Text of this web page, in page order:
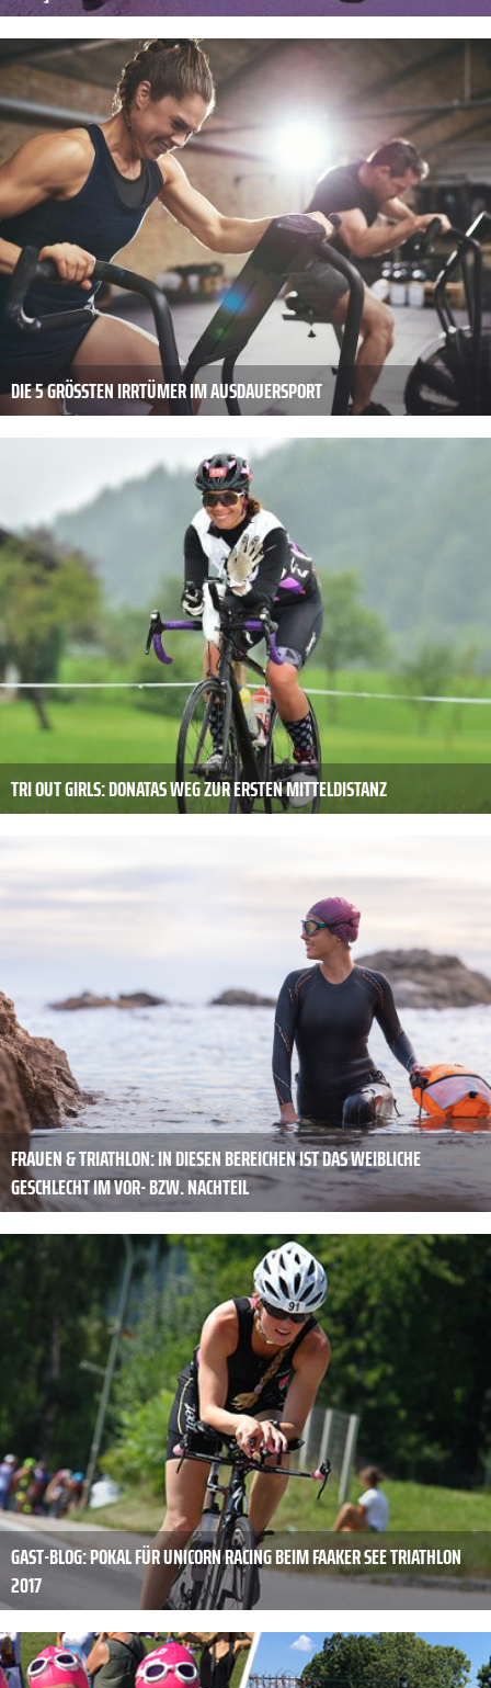
DIE 5 GRÖSSTEN IRRTÜMER IM AUSDAUERSPORT
TRI OUT GIRLS: DONATAS WEG ZUR ERSTEN MITTELDISTANZ
FRAUEN & TRIATHLON: IN DIESEN BEREICHEN IST DAS WEIBLICHE
GESCHLECHT IM VOR- BZW. NACHTEIL
GAST-BLOG: POKAL FÜR UNICORN RACING BEIM FAAKER SEE TRIATHLON
2017